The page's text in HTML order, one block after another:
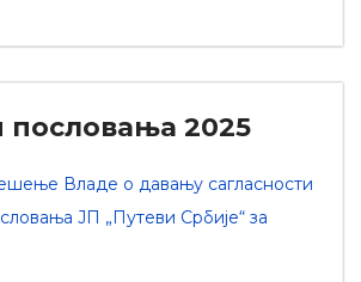
пословања 2025
Владе о давању сагласности
ЈП „Путеви Србије“ за